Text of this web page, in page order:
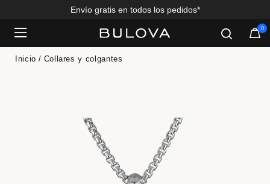
Envío gratis en todos los pedidos*
0
Inicio Collares y colgantes
Added to Manage Wishlist